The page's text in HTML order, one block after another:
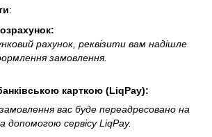
:
рахунок, реквізити вам надішле
замовлення.
карткою (LiqPay):
вас буде переадресовано на
допомогою сервісу LiqPay.